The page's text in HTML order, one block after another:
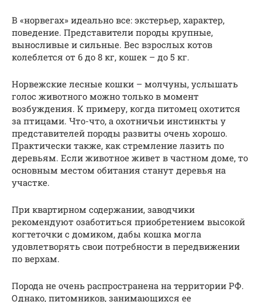
В «норвегах» идеально все: экстерьер, характер,
поведение. Представители породы крупные,
выносливые и сильные. Вес взрослых котов
колеблется от 6 до 8 кг, кошек – до 5 кг.
Норвежские лесные кошки – молчуны, услышать
голос животного можно только в момент
возбуждения. К примеру, когда питомец охотится
за птицами. Что-что, а охотничьи инстинкты у
представителей породы развиты очень хорошо.
Практически также, как стремление лазить по
деревьям. Если животное живет в частном доме, то
основным местом обитания станут деревья на
участке.
При квартирном содержании, заводчики
рекомендуют озаботиться приобретением высокой
когтеточки с домиком, дабы кошка могла
удовлетворять свои потребности в передвижении
по верхам.
Порода не очень распространена на территории РФ.
Однако, питомников, занимающихся ее